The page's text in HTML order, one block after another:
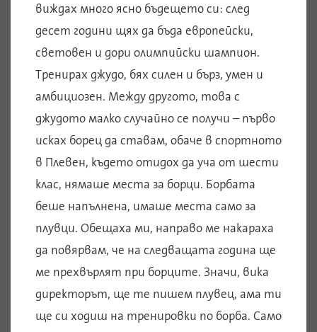
виждах много ясно бъдещето си: след
десет години щях да бъда европейски,
световен и дори олимпийски шампион.
Тренирах джудо, бях силен и бърз, умен и
амбициозен. Между другото, това с
джудото малко случайно се получи – първо
исках борец да ставам, обаче в спортното
в Плевен, където отидох да уча от шести
клас, нямаше места за борци. Борбата
беше напълнена, имаше места само за
плувци. Обещаха ми, направо ме накараха
да повярвам, че на следващата година ще
ме прехвърлят при борците. Значи, вика
директорът, ще те пишем плувец, ама ти
ще си ходиш на тренировки по борба. Само